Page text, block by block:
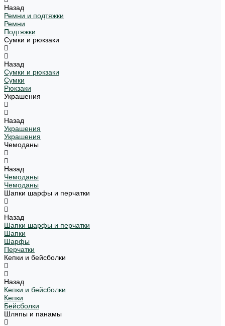
Назад
Ремни и подтяжки
Ремни
Подтяжки
Сумки и рюкзаки
Назад
Сумки и рюкзаки
Сумки
Рюкзаки
Украшения
Назад
Украшения
Украшения
Чемоданы
Назад
Чемоданы
Чемоданы
Шапки шарфы и перчатки
Назад
Шапки шарфы и перчатки
Шапки
Шарфы
Перчатки
Кепки и бейсболки
Назад
Кепки и бейсболки
Кепки
Бейсболки
Шляпы и панамы